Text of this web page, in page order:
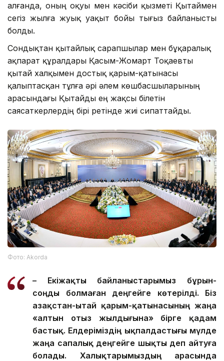
алғанда, оның оқуы мен кәсіби қызметі Қытаймен
сегіз жылға жуық уақыт бойы тығыз байланысты
болды.
Сондықтан қытайлық сарапшылар мен бұқаралық
ақпарат құралдары Қасым-Жомарт Тоқаевты
қытай халқымен достық қарым-қатынасы
қалыптасқан тұлға әрі әлем көшбасшыларының
арасындағы Қытайды ең жақсы білетін
саясаткерлердің бірі ретінде жиі сипаттайды.
Фото: Аkorda
– Екіжақты байланыстарымыз бұрын-
соңды болмаған деңгейге көтерілді. Біз
Қазақстан-Қытай қарым-қатынасының жаңа
«алтын отыз жылдығына» бірге қадам
бастық. Елдеріміздің ықпалдастығы мүлде
жаңа сапалық деңгейге шықты деп айтуға
болады. Халықтарымыздың арасында